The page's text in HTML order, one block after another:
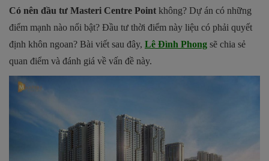
Có nên đầu tư Masteri Centre Point không? Dự án có những
điểm mạnh nào nổi bật? Đầu tư thời điểm này liệu có phải quyết
định khôn ngoan? Bài viết sau đây, Lê Đình Phong sẽ chia sẻ
quan điểm và đánh giá về vấn đề này.